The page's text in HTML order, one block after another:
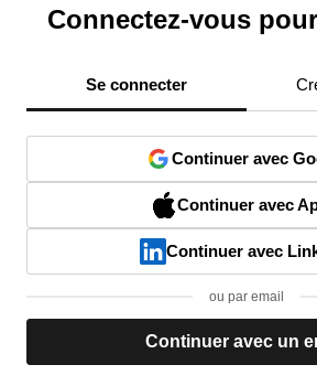
Connectez-vous
Se connecter
Continuer avec
Continuer avec
Continuer avec
ou par email
Continuer avec un